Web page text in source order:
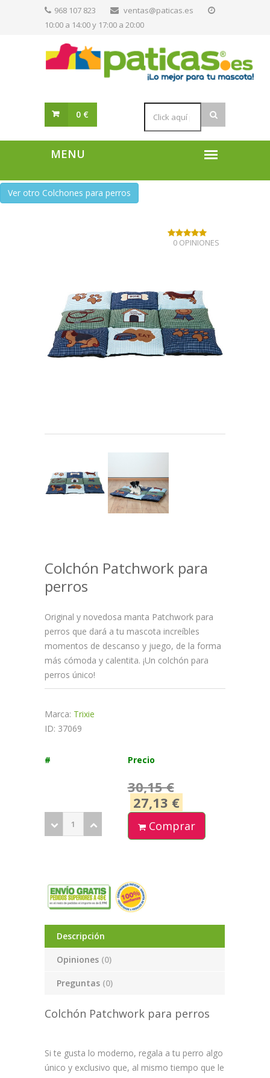
968 107 823
ventas@paticas.es
10:00 a 14:00 y 17:00 a 20:00
0 €
Ver otro Colchones para perros
Colchón Patchwork para
perros
0 OPINIONES
Original y novedosa manta Patchwork para
perros que dará a tu mascota increíbles
momentos de descanso y juego, de la forma
más cómoda y calentita. ¡Un colchón para
perros único!
Marca: Trixie
ID: 37069
# Precio
30,15 €
27,13 €
Comprar
Descripción
Opiniones (0)
Preguntas (0)
Colchón Patchwork para perros
Si te gusta lo moderno, regala a tu perro algo
único y exclusivo que, al mismo tiempo que le